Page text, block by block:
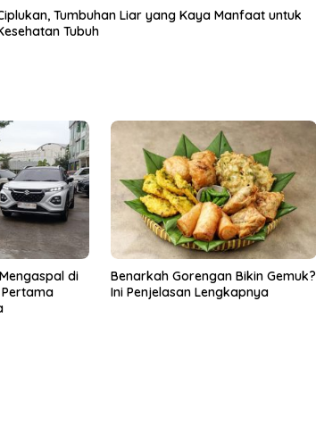
Tumbuhan Liar yang Kaya Manfaat untuk
Tubuh
di
Pertama
Benarkah Gorengan Bikin Gemuk?
Ini Penjelasan Lengkapnya